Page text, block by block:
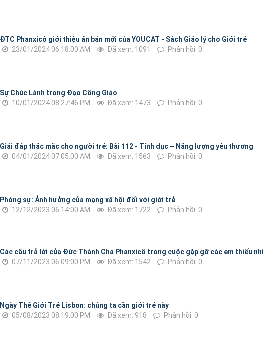
ĐTC Phanxicô giới thiệu ấn bản mới của YOUCAT - Sách Giáo lý cho Giới trẻ
23/01/2024 06:18:00 AM
Đã xem: 1091 Phản hồi: 0
Sự Chúc Lành trong Đạo Công Giáo
10/01/2024 08:27:46 PM
Đã xem: 1473 Phản hồi: 0
Giải đáp thắc mắc cho người trẻ: Bài 112 - Tính dục – Năng lượng yêu thương
04/01/2024 07:05:00 AM
Đã xem: 1563 Phản hồi: 0
Phóng sự: Ảnh hưởng của mạng xã hội đối với giới trẻ
12/12/2023 06:14:00 AM
Đã xem: 1722 Phản hồi: 0
Các câu trả lời của Đức Thánh Cha Phanxicô trong cuộc gặp gỡ các em thiếu nhi
07/11/2023 06:09:00 PM
Đã xem: 1542 Phản hồi: 0
Ngày Thế Giới Trẻ Lisbon: chúng ta cần giới trẻ này
05/08/2023 08:19:00 PM
Đã xem: 918 Phản hồi: 0